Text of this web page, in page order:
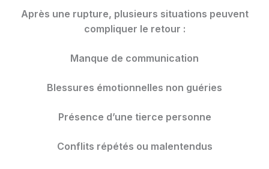
Après une rupture, plusieurs situations peuvent
compliquer le retour :
Manque de communication
Blessures émotionnelles non guéries
Présence d’une tierce personne
Conflits répétés ou malentendus